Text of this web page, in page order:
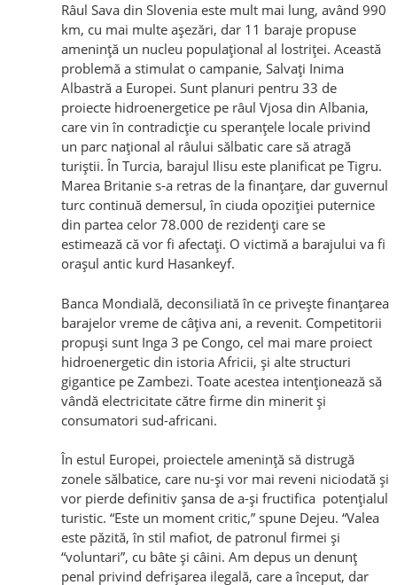
Râul Sava din Slovenia este mult mai lung, având 990
km, cu mai multe aşezări, dar 11 baraje propuse
ameninţă un nucleu populaţional al lostriţei. Această
problemă a stimulat o campanie, Salvaţi Inima
Albastră a Europei. Sunt planuri pentru 33 de
proiecte hidroenergetice pe râul Vjosa din Albania,
care vin în contradicţie cu speranţele locale privind
un parc naţional al râului sălbatic care să atragă
turiştii. În Turcia, barajul Ilisu este planificat pe Tigru.
Marea Britanie s-a retras de la finanţare, dar guvernul
turc continuă demersul, în ciuda opoziţiei puternice
din partea celor 78.000 de rezidenţi care se
estimează că vor fi afectaţi. O victimă a barajului va fi
oraşul antic kurd Hasankeyf.
Banca Mondială, deconsiliată în ce priveşte finanţarea
barajelor vreme de câţiva ani, a revenit. Competitorii
propuşi sunt Inga 3 pe Congo, cel mai mare proiect
hidroenergetic din istoria Africii, şi alte structuri
gigantice pe Zambezi. Toate acestea intenţionează să
vândă electricitate către firme din minerit şi
consumatori sud-africani.
În estul Europei, proiectele ameninţă să distrugă
zonele sălbatice, care nu-şi vor mai reveni niciodată şi
vor pierde definitiv şansa de a-şi fructifica potenţialul
turistic. “Este un moment critic,” spune Dejeu. “Valea
este păzită, în stil mafiot, de patronul firmei şi
“voluntari”, cu bâte şi câini. Am depus un denunţ
penal privind defrişarea ilegală, care a început, dar